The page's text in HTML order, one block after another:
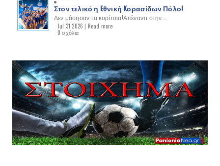
Στον τελικό η Eθνική Kορασίδων Πόλο!
Δεν μάσησαν τα κορίτσια!Απέναντι στην...
Jul 31 2026 | Read more
0 σχόλια